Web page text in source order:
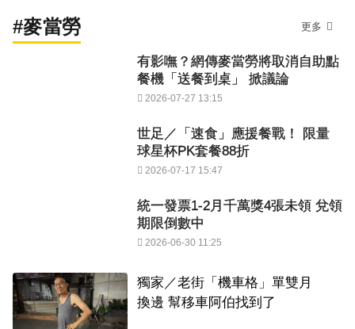
#麥當勞 更多
有影嘸？網傳麥當勞將取消自助點
餐機「送餐到桌」 掀議論
2026-07-27 13:15
世足／「速食」應援餐戰！ 限量
球星杯PK套餐88折
2026-07-17 15:47
統一發票1-2月千萬獎4張未領 兌領
期限倒數中
2026-06-30 11:25
獨家／老街「機車格」單雙月
換邊 幫移車阿伯找到了